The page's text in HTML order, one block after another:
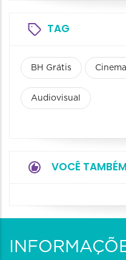
TAG
BH Grátis Cinema
Audiovisual
VOCÊ